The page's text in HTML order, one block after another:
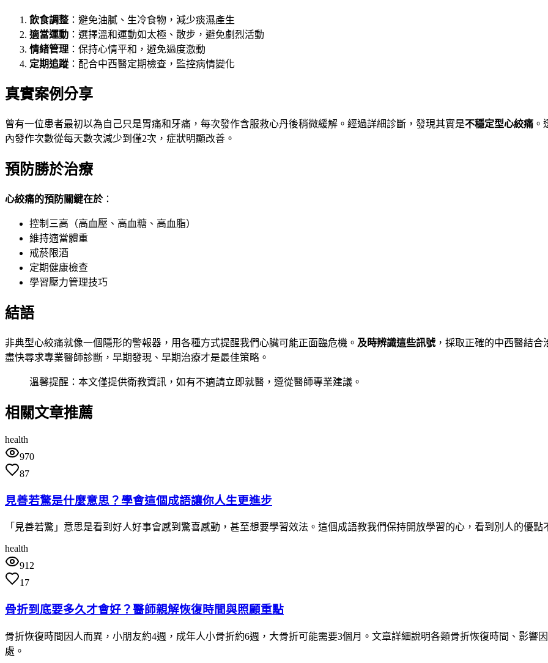
飲食調整 ：避免油膩、生冷食物，減少痰濕產生
適當運動 ：選擇溫和運動如太極、散步，避免劇烈活動
情緒管理 ：保持心情平和，避免過度激動
定期追蹤 ：配合中西醫定期檢查，監控病情變化
真實案例分享
曾有一位患者最初以為自己只是胃痛和牙痛，每次發作含服救心丹後稍微緩解。經過詳細診斷，發現其實是不穩定型心絞痛 。
內發作次數從每天數次減少到僅2次，症狀明顯改善。
預防勝於治療
心絞痛的預防關鍵在於：
控制三高（高血壓、高血糖、高血脂）
維持適當體重
戒菸限酒
定期健康檢查
學習壓力管理技巧
結語
非典型心絞痛就像一個隱形的警報器，用各種方式提醒我們心臟可能正面臨危機。 及時辨識這些訊號，採取正確的中西醫結合
盡快尋求專業醫師診斷，早期發現、早期治療才是最佳策略。
溫馨提醒：本文僅提供衛教資訊，如有不適請立即就醫，遵從醫師專業建議。
相關文章推薦
health
970
87
見善若驚是什麼意思？學會這個成語讓你人生更進步
「見善若驚」意思是看到好人好事會感到驚喜感動，甚至想要學習效法。這個成語教我們保持開放學習的心，看到別人的優
health
912
17
骨折到底要多久才會好？醫師親解恢復時間與照顧重點
骨折恢復時間因人而異，小朋友約4週，成年人小骨折約6週，大骨折可能需要3個月。文章詳細說明各類骨折恢復時間、影響
處。